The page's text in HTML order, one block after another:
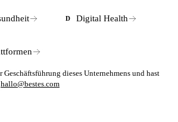
Angeboten mit Richtlinienverfahren. Für
D Digital Health
dieses Unternehmens und hast
hallo@bestes.com